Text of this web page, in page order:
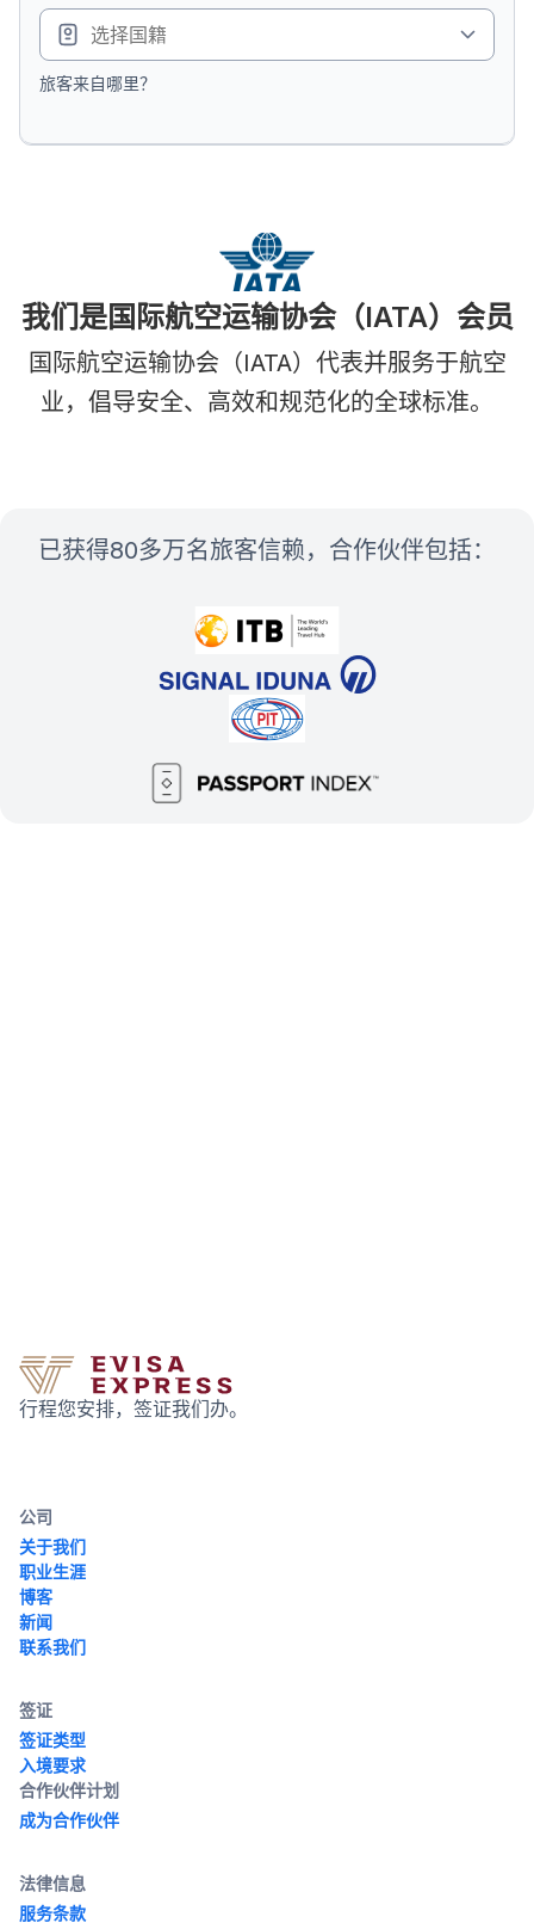
旅客来自哪里？
我们是国际航空运输协会（IATA）会员
国际航空运输协会（IATA）代表并服务于航空
业，倡导安全、高效和规范化的全球标准。
已获得80多万名旅客信赖，合作伙伴包括：
行程您安排，签证我们办。
公司
关于我们
职业生涯
博客
新闻
联系我们
签证
签证类型
入境要求
合作伙伴计划
成为合作伙伴
法律信息
服务条款